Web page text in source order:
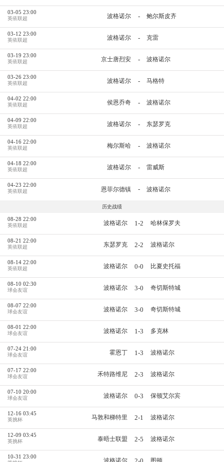
03-05 23:00
英依联超 波格诺尔 - 鲍尔斯皮齐
03-12 23:00
英依联超 波格诺尔 - 克雷
03-19 23:00
英依联超 京士唐烈安 - 波格诺尔
03-26 23:00
英依联超 波格诺尔 - 马格特
04-02 22:00
英依联超 侯恩乔奇 - 波格诺尔
04-09 22:00
英依联超 波格诺尔 - 东瑟罗克
04-16 22:00
英依联超 梅尔斯哈 - 波格诺尔
04-18 22:00
英依联超 波格诺尔 - 雷威斯
04-23 22:00
英依联超 恩菲尔德镇 - 波格诺尔
历史战绩
08-28 22:00
英依联超 波格诺尔 1-2 哈林保罗夫
08-21 22:00
英依联超 东瑟罗克 2-2 波格诺尔
08-14 22:00
英依联超 波格诺尔 0-0 比夏史托福
08-10 02:30
球会友谊 波格诺尔 3-0 奇切斯特城
08-07 22:00
球会友谊 波格诺尔 3-0 奇切斯特城
08-01 22:00
球会友谊 波格诺尔 1-3 多克林
07-24 21:00
球会友谊 霍恩丁 1-3 波格诺尔
07-17 22:00
球会友谊 禾特路维尼 2-3 波格诺尔
07-10 20:00
球会友谊 波格诺尔 0-3 保顿艾尔宾
12-16 03:45
英挑杯 马敦和梯特里 2-1 波格诺尔
12-09 03:45
英挑杯 泰晤士联盟 2-5 波格诺尔
10-31 23:00